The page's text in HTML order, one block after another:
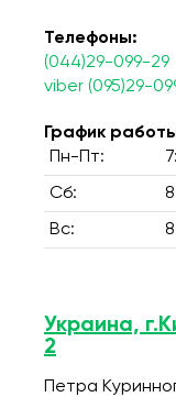
Телефоны:
(044)29-099-29
viber (095)29-
График
Пн-Пт:
Сб:
Вс:
Украина,
2
Петра